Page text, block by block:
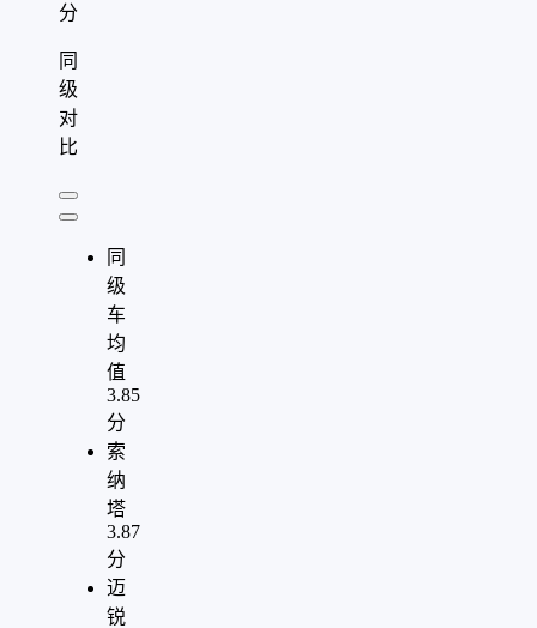
分
同
级
对
比
同
级
车
均
值
3.85
分
索
纳
塔
3.87
分
迈
锐